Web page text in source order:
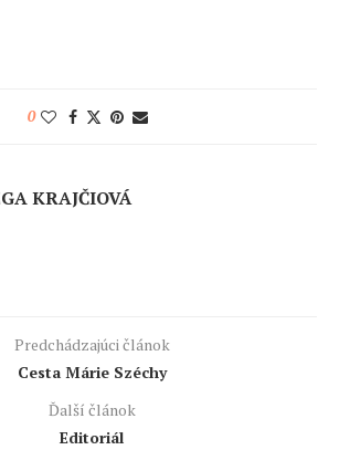
0
KRAJČIOVÁ
Predchádzajúci článok
Cesta Márie Széchy
Ďalší článok
Editoriál